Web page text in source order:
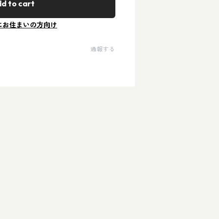
to cart
お住まいの方向け
通報する